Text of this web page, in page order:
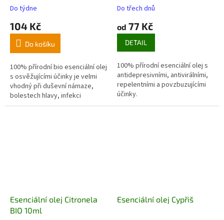
Do týdne
104 Kč
Do košíku
100% přírodní bio esenciální olej
s osvěžujícími účinky je velmi
vhodný při duševní námaze,
bolestech hlavy, infekci
dýchacích cest.
Do třech dnů
od 77 Kč
DETAIL
100% přírodní esenciální olej s
antidepresivními, antivirálními,
repelentními a povzbuzujícími
účinky.
Esenciální olej Citronela
BIO 10ml
Esenciální olej Cypřiš